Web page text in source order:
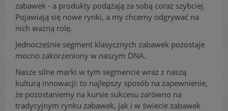
zabawek - a produkty podążają za sobą coraz szybciej.
Pojawiają się nowe rynki, a my chcemy odgrywać na
nich ważną rolę.
Jednocześnie segment klasycznych zabawek pozostaje
mocno zakorzeniony w naszym DNA.
Nasze silne marki w tym segmencie wraz z naszą
kulturą innowacji: to najlepszy sposób na zapewnienie,
że pozostaniemy na kursie sukcesu zarówno na
tradycyjnym rynku zabawek, jak i w świecie zabawek